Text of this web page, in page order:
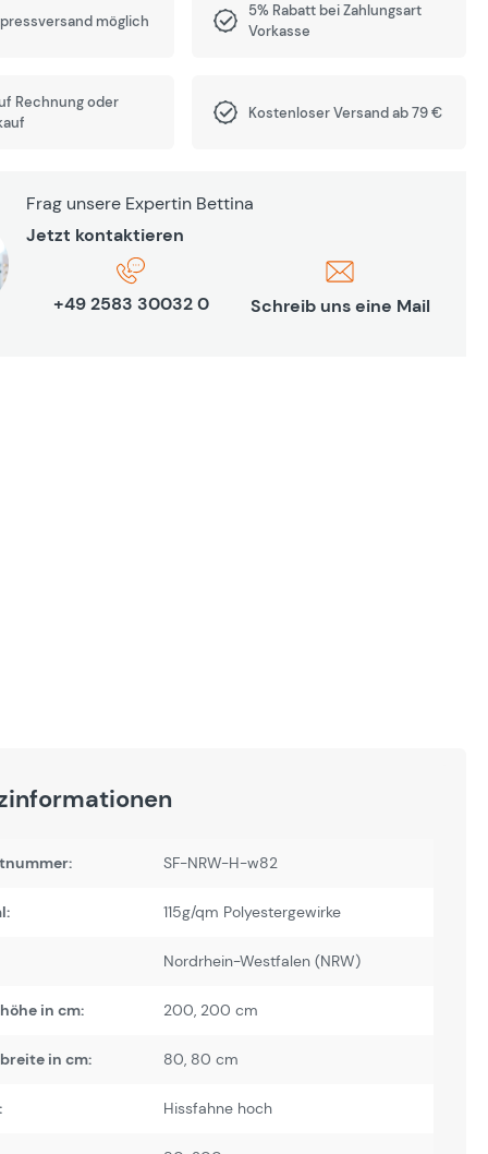
möglich
5% Rabatt bei Zahlungsart
Vorkasse
Rechnung oder
Kostenloser Versand ab 79 €
Frag unsere Expertin Bettina
Jetzt kontaktieren
+49 2583 30032 0 Schreib uns eine Mail
SF-NRW-H-w82
115g/qm Polyestergewirke
Nordrhein-Westfalen (NRW)
in cm: 200 , 200 cm
in cm: 80 , 80 cm
Hissfahne hoch